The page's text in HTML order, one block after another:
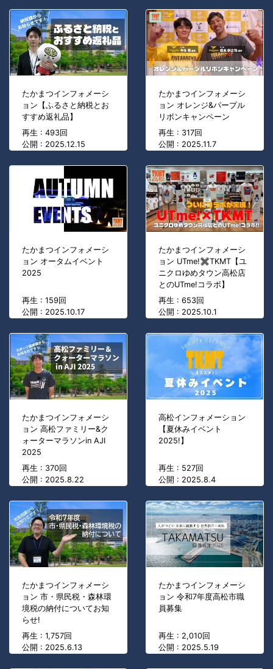
たかまつインフォメーシ
ョン【ふるさと納税とお
すすめ返礼品】
再生 : 493回
公開 : 2025.12.15
たかまつインフォメーシ
ョン オレンジ&パープル
リボンキャンペーン
再生 : 317回
公開 : 2025.11.7
たかまつインフォメーシ
ョン オータムイベント
2025
再生 : 159回
公開 : 2025.10.17
たかまつインフォメーシ
ョン UTme!✖TKMT【ユ
ニクロゆめタウン高松店
とのUTme!コラボ】
再生 : 653回
公開 : 2025.10.1
たかまつインフォメーシ
ョン 高松ファミリー&ク
ォーターマラソンin AJI
2025
再生 : 370回
公開 : 2025.8.22
高松インフォメーション
【夏休みイベント
2025!】
再生 : 527回
公開 : 2025.8.4
たかまつインフォメーシ
ョン 市・県民税・森林環
境税の納付についてお知
らせ!
再生 : 1,757回
公開 : 2025.6.13
たかまつインフォメーシ
ョン 令和7年度高松市職
員募集
再生 : 2,010回
公開 : 2025.5.19